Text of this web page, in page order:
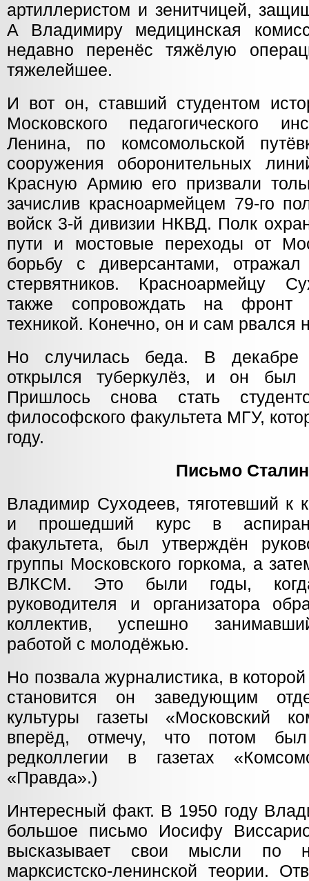
артиллеристом и зенитчицей,
А Владимиру медицинская
недавно перенёс тяжёлую
тяжелейшее.
И вот он, ставший студентом
Московского педагогического
Ленина, по комсомольской
сооружения оборонительных
Красную Армию его призвали
зачислив красноармейцем 79-го
войск 3-й дивизии НКВД. Полк
пути и мостовые переходы от
борьбу с диверсантами,
стервятников. Красноармейцу
также сопровождать на
техникой. Конечно, он и сам рвался
Но случилась беда. В
открылся туберкулёз, и он был
Пришлось снова стать
философского факультета МГУ,
году.
Письмо
Владимир Суходеев, тяготевший к
и прошедший курс в
факультета, был утверждён
группы Московского горкома, а
ВЛКСМ. Это были годы,
руководителя и организатора
коллектив, успешно
работой с молодёжью.
Но позвала журналистика, в
становится он заведующим
культуры газеты «Московский
вперёд, отмечу, что потом
редколлегии в газетах
«Правда».)
Интересный факт. В 1950 году
большое письмо Иосифу
высказывает свои мысли по
марксистско-ленинской теории.